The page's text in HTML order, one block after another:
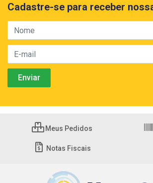
Cadastre-se para receber
Meus Pedidos
Notas Fiscais